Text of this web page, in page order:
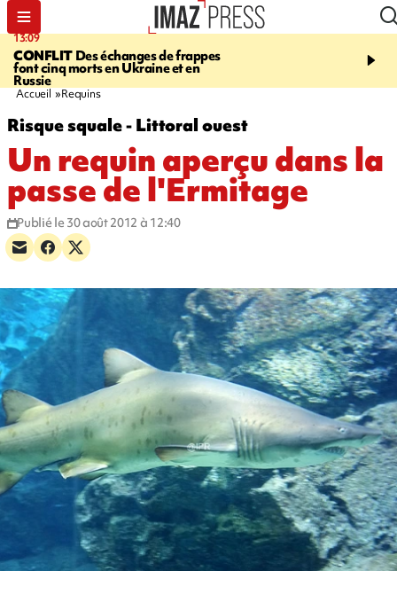
13:09
CONFLIT Des échanges de frappes
font cinq morts en Ukraine et en
Russie
17:14
Quatre
européennes pour les
Accueil Requins
Risque squale - Littoral ouest
Un requin aperçu dans la
passe de l'Ermitage
Publié le 30 août 2012 à 12:40